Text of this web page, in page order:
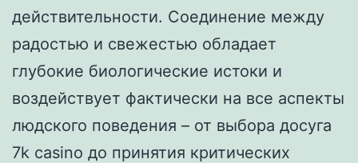
действительности. Соединение между
радостью и свежестью обладает
глубокие биологические истоки и
воздействует фактически на все аспекты
людского поведения – от выбора досуга
7k casino до принятия критических